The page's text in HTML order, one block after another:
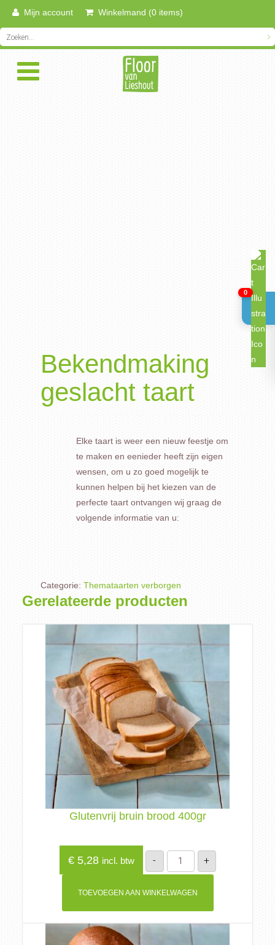
Mijn account Winkelmand (0 items)
Bekendmaking
geslacht taart
Elke taart is weer een nieuw feestje om
te maken en eenieder heeft zijn eigen
wensen, om u zo goed mogelijk te
kunnen helpen bij het kiezen van de
perfecte taart ontvangen wij graag de
volgende informatie van u:
Categorie: Themataarten verborgen
Gerelateerde producten
Glutenvrij bruin brood 400gr
€5,28 incl. btw -
Glutenvrij
bruin
brood
aantal
+
TOEVOEGEN AAN WINKELWAGEN
0